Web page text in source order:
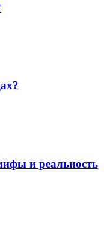
и реальность